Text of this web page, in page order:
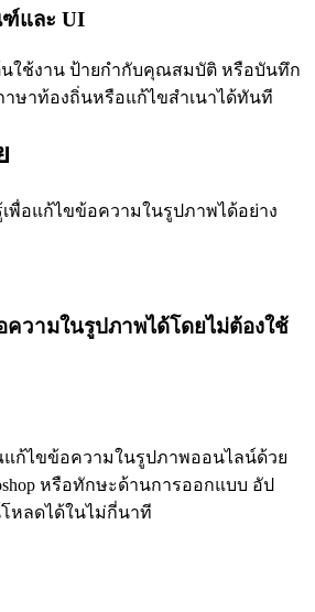
และ UI
ใช้งาน ป้ายกำกับคุณสมบัติ หรือบันทึก
าษาท้องถิ่นหรือแก้ไขสำเนาได้ทันที
พื่อแก้ไขข้อความในรูปภาพได้อย่าง
วามในรูปภาพได้โดยไม่ต้องใช้
แก้ไขข้อความในรูปภาพออนไลน์ด้วย
หรือทักษะด้านการออกแบบ อัป
หลดได้ในไม่กี่นาที